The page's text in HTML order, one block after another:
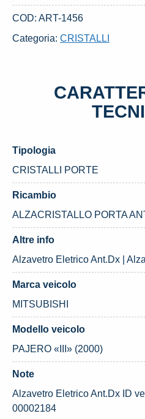
DX.
COD: ART-1456
Categoria: CRISTALLI
Tipologia
CRISTALLI PORTE
Ricambio
ALZACRISTALLO PORTA
Altre info
Alzavetro Eletrico Ant.Dx |
Marca veicolo
MITSUBISHI
Modello veicolo
PAJERO «III» (2000)
Note
Alzavetro Eletrico Ant.Dx ID
00002184